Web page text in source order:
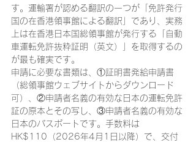
す。運輸署が認める翻訳の一つが「免許発行
国の在香港領事館による翻訳」であり、実務
上は在香港日本国総領事館が発行する「自動
車運転免許抜粋証明（英文）」を取得するの
が最も確実です。
申請に必要な書類は、①証明書発給申請書
（総領事館ウェブサイトからダウンロード
可）、②申請者名義の有効な日本の運転免許
証の原本とその写し、③申請者名義の有効な
日本のパスポートです。手数料は
HK$110（2026年4月1日以降）で、交付